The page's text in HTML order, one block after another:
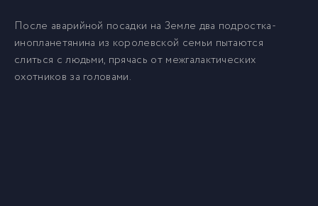
После аварийной посадки на Земле два подростка-
инопланетянина из королевской семьи пытаются
слиться с людьми, прячась от межгалактических
охотников за головами.